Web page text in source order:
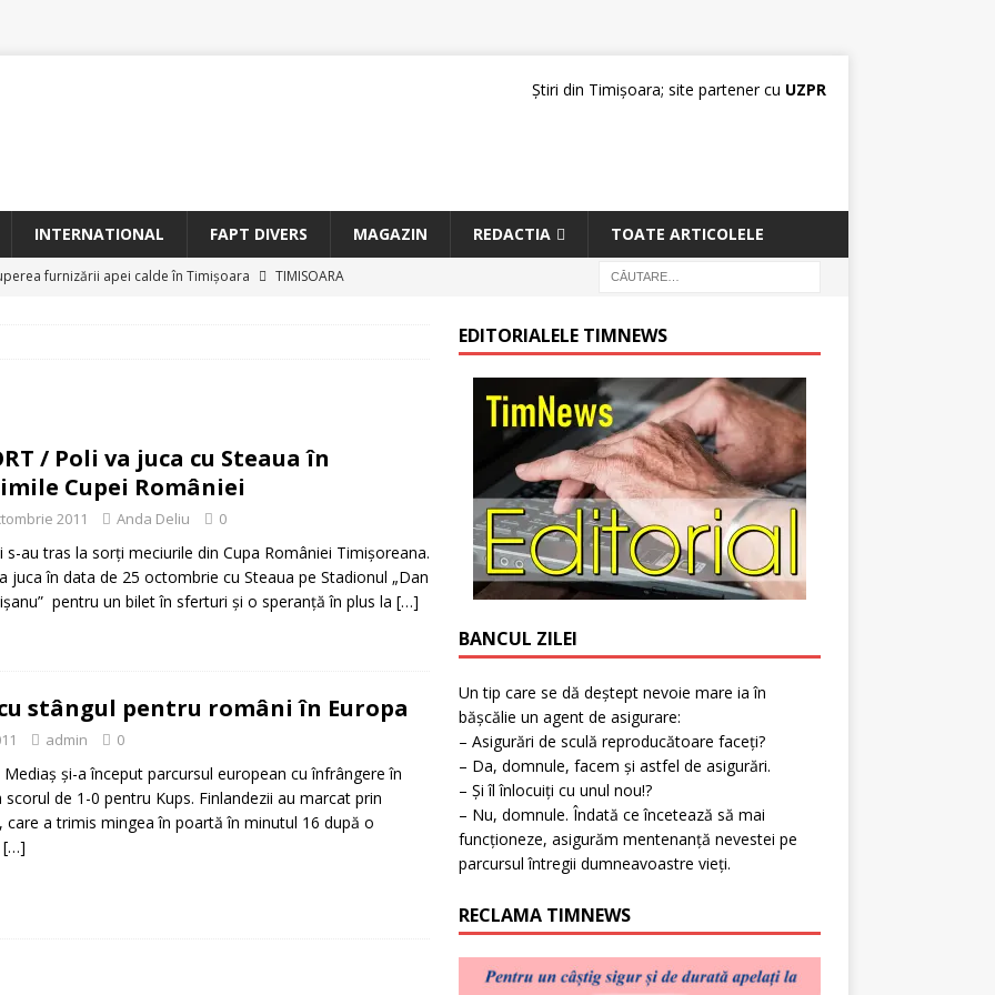
Știri din Timișoara; site partener cu UZPR
INTERNATIONAL FAPT DIVERS MAGAZIN REDACTIA TOATE ARTICOLELE
furnizării apei calde în Timișoara
TIMISOARA
tempus
MAGAZIN
la expoziţie în Reşiţa!
/ Poli va juca cu Steaua în
Cupei României
2011 Anda Deliu 0
s-au tras la sorţi meciurile din Cupa României Timişoreana.
juca în data de 25 octombrie cu Steaua pe Stadionul „Dan
pentru un bilet în sferturi şi o speranţă în plus la […]
stângul pentru români în Europa
admin 0
şi-a început parcursul european cu înfrângere în
scorul de 1-0 pentru Kups. Finlandezii au marcat prin
care a trimis mingea în poartă în minutul 16 după o
[…]
EDITORIALELE TIMNEWS
BANCUL ZILEI
Un tip care se dă deștept nevoie mare ia în
bășcălie un agent de asigurare:
– Asigurări de sculă reproducătoare faceți?
– Da, domnule, facem și astfel de asigurări.
– Și îl înlocuiți cu unul nou!?
– Nu, domnule. Îndată ce încetează să mai
funcționeze, asigurăm mentenanță nevestei pe
parcursul întregii dumneavoastre vieți.
RECLAMA TIMNEWS